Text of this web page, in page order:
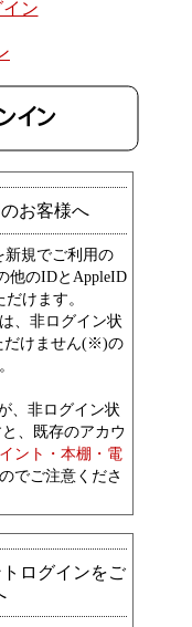
ン
イン
お客様へ
新規でご利用の
他のIDとAppleID
けます。
、非ログイン状
だけません(※)の
、非ログイン状
、既存のアカウ
ント・本棚・電
のでご注意くださ
トログインをご